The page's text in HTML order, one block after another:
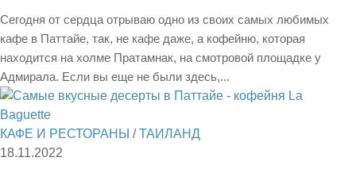
Сегодня от сердца отрываю одно из своих самых любимых
кафе в Паттайе, так, не кафе даже, а кофейню, которая
находится на холме Пратамнак, на смотровой площадке у
Адмирала. Если вы еще не были здесь,...
КАФЕ И РЕСТОРАНЫ /ТАИЛАНД
18.11.2022